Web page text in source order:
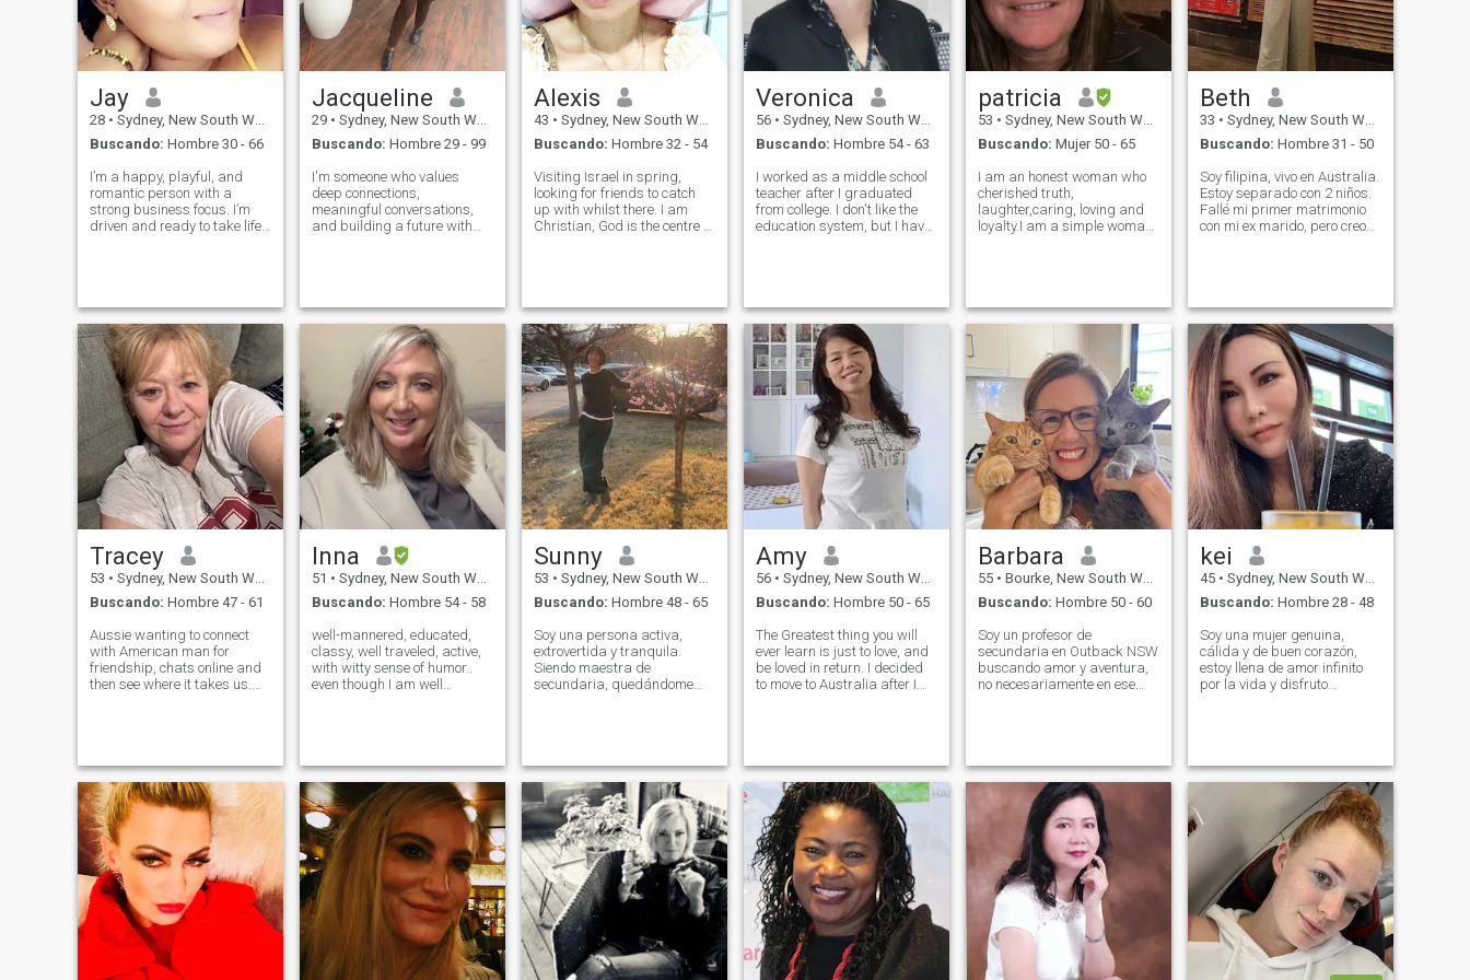
Jay
28 • Sydney, New South Wales, Australia
Buscando: Hombre 30 - 66
I’m a happy, playful, and
romantic person with a
strong business focus. I’m
driven and ready to take life
one-night thing or something
casual. Le
Jacqueline
29 • Sydney, New South Wales, Australia
Buscando: Hombre 29 - 99
I'm someone who values
deep connections,
meaningful conversations,
and building a future with
and a good listener. I enjoy
cozy nights in, nat
Alexis
43 • Sydney, New South Wales, Australia
Buscando: Hombre 32 - 54
Visiting Israel in spring,
looking for friends to catch
up with whilst there. I am
Christian, God is the centre of
me back to church after so
many years
Veronica
56 • Sydney, New South Wales, Australia
Buscando: Hombre 54 - 63
I worked as a middle school
teacher after I graduated
from college. I don't like the
education system, but I have
I'm honest, kind, gentle,
patricia
53 • Sydney, New South Wales, Australia
Buscando: Mujer 50 - 65
I am an honest woman who
cherished truth,
laughter,caring, loving and
loyalty.I am a simple woman
and i dont joke with genuine
one
Beth
33 • Sydney, New South Wales, Australia
Buscando: Hombre 31 - 50
Soy filipina, vivo en Australia.
Estoy separado con 2 niños.
Fallé mi primer matrimonio
con mi ex marido, pero creo
pasar tiempo con la familia.
Mis 2 hijos son los más
preciados de mi vida. Si te
gusta lo que lees por favor
habla conmigo
Tracey
53 • Sydney, New South Wales, Australia
Buscando: Hombre 47 - 61
Aussie wanting to connect
with American man for
friendship, chats online and
then see where it takes us.
so have been to the US many
m
Inna
51 • Sydney, New South Wales, Australia
Buscando: Hombre 54 - 58
well-mannered, educated,
classy, well traveled, active,
with witty sense of humor..
even though I am well
girl!!!! I am the woman you'd
want to share a
Sunny
53 • Sydney, New South Wales, Australia
Buscando: Hombre 48 - 65
Soy una persona activa,
extrovertida y tranquila.
Siendo maestra de
secundaria, quedándome
de vivir un estilo de vida
saludable, haciendo
ejercicios aeróbicos cada
mañana, ciclismo mucho,
comer sano y mantener mi
casa limpia y ordenada.
Durante los 50 años de
experiencia de vida, me di
cuenta de que la fortuna de
la vida no es dinero, es un
buen compañero de vida que
podemos acompañarnos,
hablar y compartir nuestras
Amy
56 • Sydney, New South Wales, Australia
Buscando: Hombre 50 - 65
The Greatest thing you will
ever learn is just to love, and
be loved in return. I decided
to move to Australia after I
unpolluted nature here.
Barbara
55 • Bourke, New South Wales, Australia
Buscando: Hombre 50 - 60
Soy un profesor de
secundaria en Outback NSW
buscando amor y aventura,
no necesariamente en ese
cariñosa y una chupadora
para el romance. Me encanta
acurrucarme con un buen
libro y una buena taza de té.
kei
45 • Sydney, New South Wales, Australia
Buscando: Hombre 28 - 48
Soy una mujer genuina,
cálida y de buen corazón,
estoy llena de amor infinito
por la vida y disfruto
completamente cada día
único Australia me ha
enseñado durante siete años
a aceptar y abrazar
diferentes perspectivas, lo
que ha permitido el paso del
tiempo Yo para experimentar
la belleza de la vida y
entender profundamente la
dureza del mundo, yo
anualmente estableceré A
relación a largo plazo con
alguien, donde podemos ser